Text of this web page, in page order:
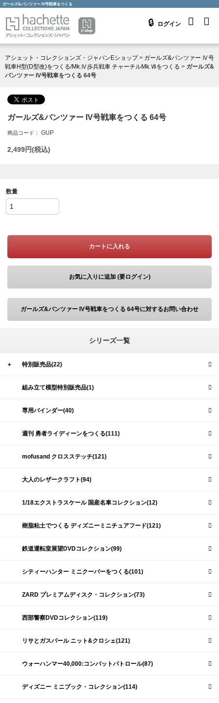
ガールズ&パンツァー IV号戦車をつくる
ログイン
アシェット・コレクションズ・ジャパンEショップ> ガールズ&パンツァー Ⅳ号
戦車H型(D型改)をつくる/Mk.Ⅳ歩兵戦車 チャーチルMk.Ⅶをつくる > ガールズ&
パンツァー IV号戦車をつくる 64号
ガールズ&パンツァー IV号戦車をつくる 64号
商品コード： GUP
2,499円(税込)
数量
カートに入れる
お気に入りに追加 (要ログイン)
ガールズ&パンツァー IV号戦車をつくる 64号に対するお問い合わせ
シリーズ一覧
＋ 特別販売品(22)
組み立て模型特別販売品(1)
専用バインダー(40)
週刊 勇者ライディーンをつくる(111)
mofusand クロスステッチ(121)
大人のレザークラフト(94)
1/18エクストラスケール 国産名車コレクション(12)
樹脂粘土でつくる ディズニーミニチュアフード(121)
鉄道運転室展望DVDコレクション(99)
シティーハンター ミニクーパーをつくる(101)
ZARD プレミアムディスク・コレクション(73)
西部警察DVDコレクション(119)
リサとガスパール ニット&クロシェ(121)
ウォーハンマー40,000:コンバットパトロール(87)
ディズニー ミニブック・コレクション(114)